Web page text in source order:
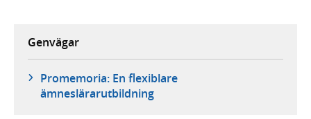
Genvägar
Promemoria: En flexiblare
ämneslärarutbildning